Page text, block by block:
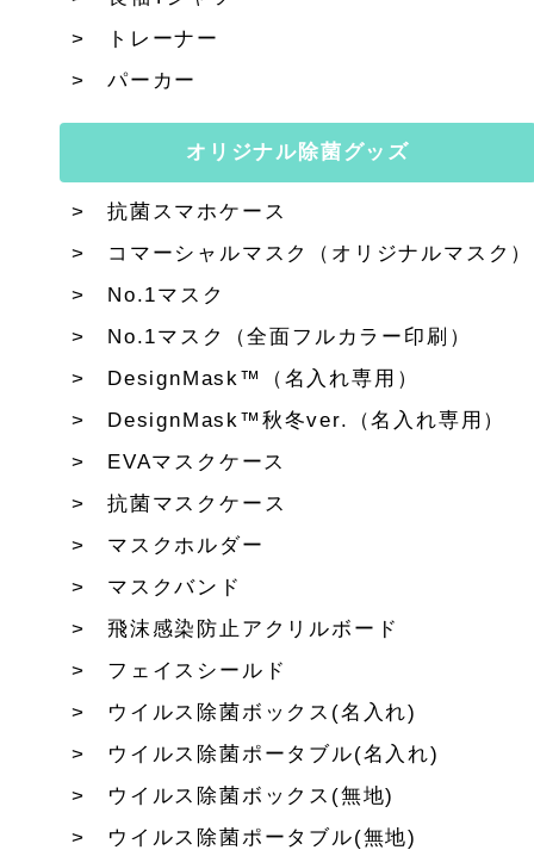
トレーナー
パーカー
オリジナル除菌グッズ
抗菌スマホケース
コマーシャルマスク（オリジナルマスク）
No.1マスク
No.1マスク（全面フルカラー印刷）
DesignMask™（名入れ専用）
DesignMask™秋冬ver.（名入れ専用）
EVAマスクケース
抗菌マスクケース
マスクホルダー
マスクバンド
飛沫感染防止アクリルボード
フェイスシールド
ウイルス除菌ボックス(名入れ)
ウイルス除菌ポータブル(名入れ)
ウイルス除菌ボックス(無地)
ウイルス除菌ポータブル(無地)